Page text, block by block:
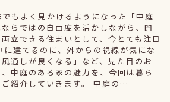
もよく見かけるようになった「中庭
らではの自由度を活かしながら、開
立できる住まいとして、今とても注目
建てるのに、外からの視線が気にな
通しが良くなる」など、見た目のお
中庭のある家の魅力を、今回は暮ら
紹介していきます。 中庭の…